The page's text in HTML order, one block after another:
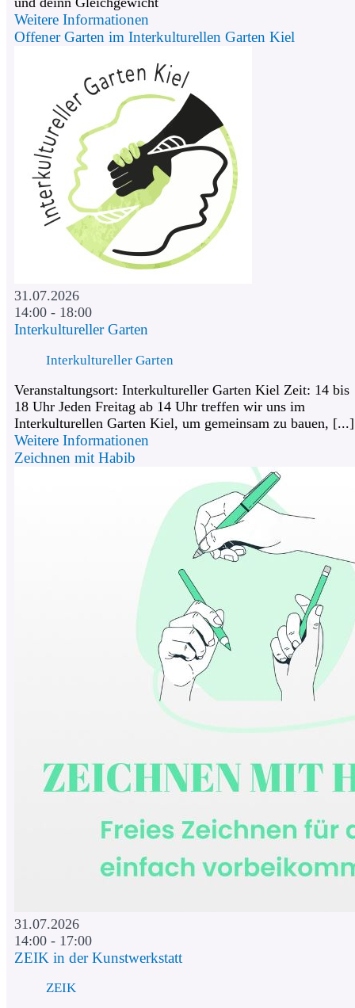
Weitere Informationen
Offener Garten im Interkulturellen Garten Kiel
31.07.2026
14:00 - 18:00
Interkultureller Garten
Interkultureller Garten
Veranstaltungsort: Interkultureller Garten Kiel Zeit: 14 bis
18 Uhr Jeden Freitag ab 14 Uhr treffen wir uns im
Interkulturellen Garten Kiel, um gemeinsam zu bauen, [...]
Weitere Informationen
Zeichnen mit Habib
31.07.2026
14:00 - 17:00
ZEIK in der Kunstwerkstatt
ZEIK